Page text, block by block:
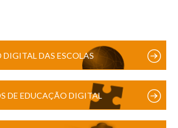
DAS ESCOLAS
DE EDUCAÇÃO DIGITAL